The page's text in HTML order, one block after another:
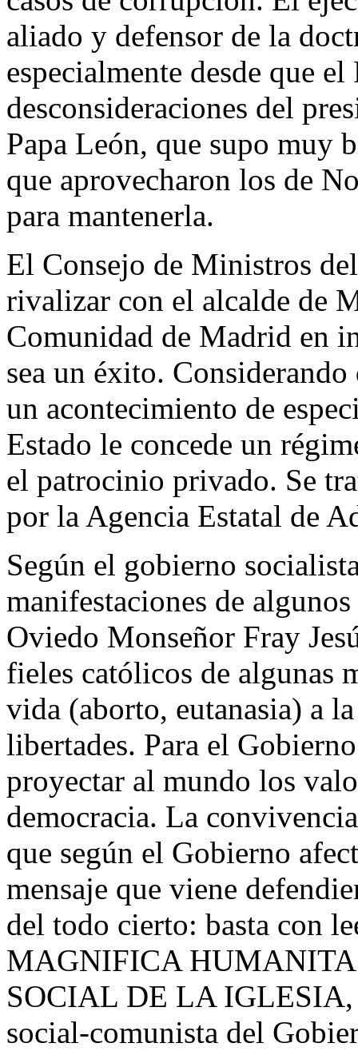
aliado y defensor de la
especialmente desde que
desconsideraciones del
Papa León, que supo muy
que aprovecharon los de
para mantenerla.
El Consejo de Ministros
rivalizar con el alcalde de
Comunidad de Madrid en
sea un éxito.
un acontecimiento de
Estado le concede un
el patrocinio privado. Se
por la Agencia Estatal de
Según el gobierno
manifestaciones de
Oviedo Monseñor Fray
fieles católicos de algunas
vida (aborto, eutanasia) a
libertades. Para el
proyectar al mundo los
democracia. La
que según el Gobierno
mensaje que viene
del todo cierto: basta con
MAGNIFICA
SOCIAL DE LA IGLESIA,
social-comunista del